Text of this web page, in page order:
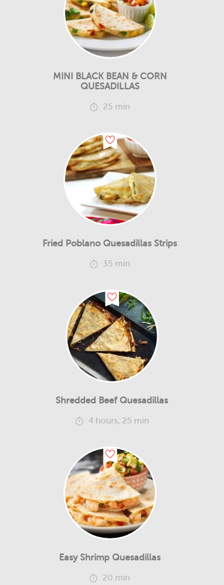
MINI BLACK BEAN & CORN
QUESADILLAS
25 min
Fried Poblano Quesadillas Strips
35 min
Shredded Beef Quesadillas
4 hours, 25 min
Easy Shrimp Quesadillas
20 min